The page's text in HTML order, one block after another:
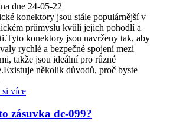
dne 24-05-22
konektory jsou stále populárnější v
průmyslu kvůli jejich pohodlí a
konektory jsou navrženy tak, aby
rychlé a bezpečné spojení mezi
takže jsou ideální pro různé
několik důvodů, proč byste
si více
zásuvka dc-099?